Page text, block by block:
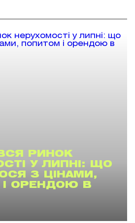
РИНОК
У ЛИПНІ: ЩО
З ЦІНАМИ,
І ОРЕНДОЮ В